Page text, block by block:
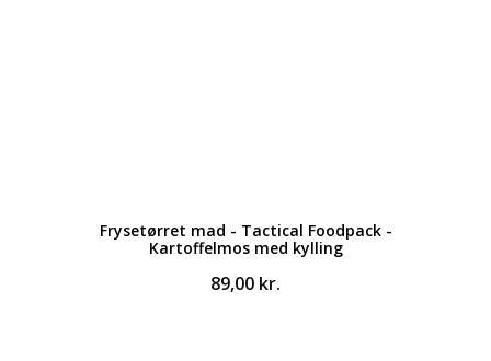
Frysetørret mad - Tactical Foodpack -
Kartoffelmos med kylling
89,00 kr.